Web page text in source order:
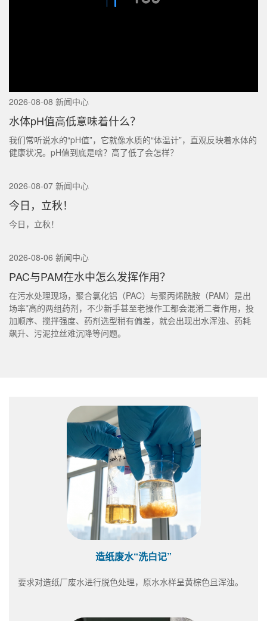
2026-08-08 新闻中心
水体pH值高低意味着什么？
我们常听说水的“pH值”，它就像水质的“体温计”，直观反映着水体的
健康状况。pH值到底是啥？高了低了会怎样？
2026-08-07 新闻中心
今日，立秋！
今日，立秋！
2026-08-06 新闻中心
PAC与PAM在水中怎么发挥作用？
在污水处理现场，聚合氯化铝（PAC）与聚丙烯酰胺（PAM）是出
场率*高的两组药剂，不少新手甚至老操作工都会混淆二者作用，投
加顺序、搅拌强度、药剂选型稍有偏差，就会出现出水浑浊、药耗
飙升、污泥拉丝难沉降等问题。
造纸废水“洗白记”
要求对造纸厂废水进行脱色处理，原水水样呈黄棕色且浑浊。